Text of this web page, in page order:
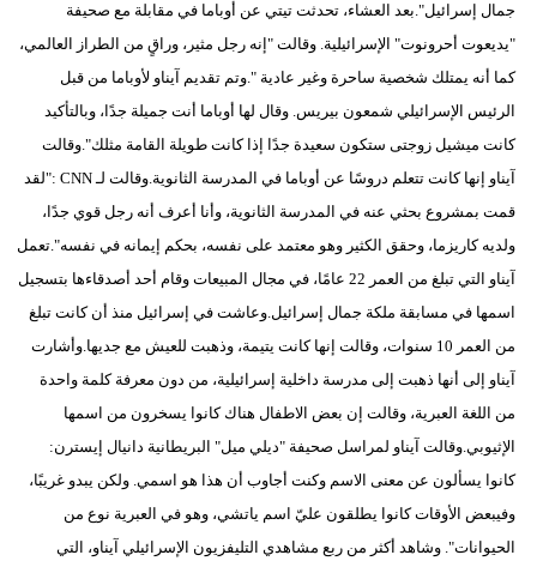
مدوَّنات
فيديو
سيارات
جمال إسرائيل".بعد العشاء، تحدثت تيتي عن أوباما في مقابلة مع صحيفة
"يديعوت أحرونوت" الإسرائيلية. وقالت "إنه رجل مثير، وراقٍ من الطراز العالمي،
كما أنه يمتلك شخصية ساحرة وغير عادية ".وتم تقديم آيناو لأوباما من قبل
الرئيس الإسرائيلي شمعون بيريس. وقال لها أوباما أنت جميلة جدًا، وبالتأكيد
كانت ميشيل زوجتى ستكون سعيدة جدًا إذا كانت طويلة القامة مثلك".وقالت
آيناو إنها كانت تتعلم دروسًا عن أوباما في المدرسة الثانوية.وقالت لـ CNN :"لقد
قمت بمشروع بحثي عنه في المدرسة الثانوية، وأنا أعرف أنه رجل قوي جدًا،
ولديه كاريزما، وحقق الكثير وهو معتمد على نفسه، بحكم إيمانه في نفسه".تعمل
آيناو التي تبلغ من العمر 22 عامًا، في مجال المبيعات وقام أحد أصدقاءها بتسجيل
اسمها في مسابقة ملكة جمال إسرائيل.وعاشت في إسرائيل منذ أن كانت تبلغ
من العمر 10 سنوات، وقالت إنها كانت يتيمة، وذهبت للعيش مع جديها.وأشارت
آيناو إلى أنها ذهبت إلى مدرسة داخلية إسرائيلية، من دون معرفة كلمة واحدة
من اللغة العبرية، وقالت إن بعض الاطفال هناك كانوا يسخرون من اسمها
الإثيوبي.وقالت آيناو لمراسل صحيفة "ديلي ميل" البريطانية دانيال إيسترن:
كانوا يسألون عن معنى الاسم وكنت أجاوب أن هذا هو اسمي. ولكن يبدو غريبًا،
وفيبعض الأوقات كانوا يطلقون عليّ اسم ياتشي، وهو في العبرية نوع من
الحيوانات". وشاهد أكثر من ربع مشاهدي التليفزيون الإسرائيلي آيناو، التي